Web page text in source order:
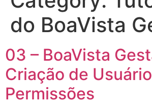
do BoaVista
03 – BoaVista
Criação de
Permissões